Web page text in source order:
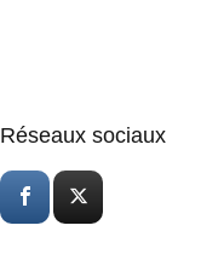
Réseaux sociaux